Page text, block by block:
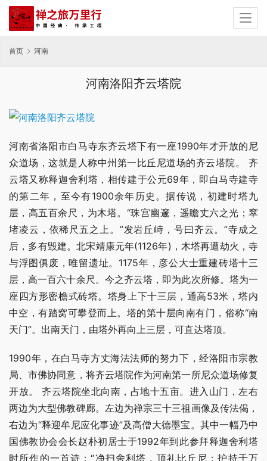
首页 河南
河南洛阳齐云塔院
河南省洛阳市白马寺东齐云塔下有一座1990年才开放的尼
众道场，这就是人称中州第一比丘尼道场的齐云塔院。 齐
云塔又称释迦舍利塔，相传建于公元69年，即白马寺建寺
的第二年，至今有1900余年历史。据传说，初建时塔九
层，高五百余尺，为木塔。“珠宫幽邃，遥瞻丈六之光；窣
堵凌云，依稀尺五之上。”发岩丘峙，号曰齐云。”寺成之
后，多有毁建。北宋靖康元年(1126年)，木塔再遭劫火，寺
与浮图俱废，唯留遗址。1175年，彦公大士重建砖塔十三
层，高一百六十余尺。今之齐云塔，即为此次所修。塔为一
座四方形密檐式砖塔。塔身上下十三层，通高53米，塔内
中空，有踏窝可攀登而上。塔的第十层向南有门，俗称“南
天门”。出南天门，由塔外再向上三层，可直达塔顶。
1990年，在白马寺方丈海法法师的努力下，经洛阳市宗教
局、市佛协同意，将齐云塔院作为河南第一所尼众道场修复
开放。 齐云塔院坐北向南，占地十五亩。进入山门，左右
两边为大型佛教碑廊。左边为禅宗三十三祖画像及传法偈，
右边为“释迎牟尼应化事迹”及高僧大德墨宝。其中一幅乃中
国佛教协会会长赵朴初居士于1992年到此参拜释迦舍利塔
时所作的一首诗：“净扫舍利塔，顶礼比丘尼；护持千万